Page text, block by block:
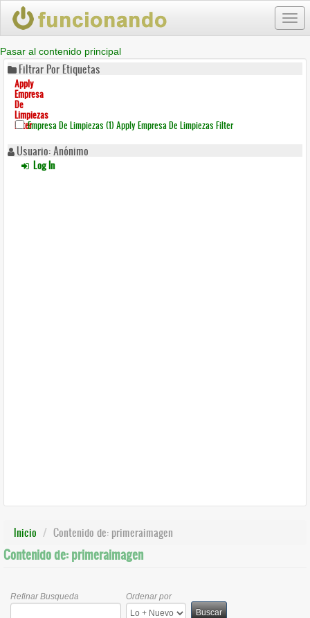
Pasar al contenido principal
Filtrar Por Etiquetas
Apply
Empresa
De
Limpiezas
FilterEmpresa De Limpiezas (1) Apply Empresa De Limpiezas Filter
Usuario: Anónimo
Log In
Inicio Contenido de: primeraimagen
Contenido de: primeraimagen
Refinar Busqueda
Ordenar por
Buscar